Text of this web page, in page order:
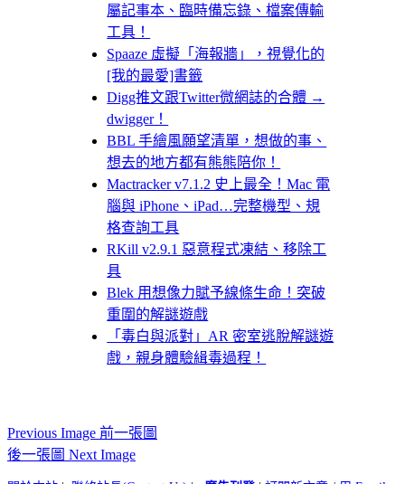
屬記事本、臨時備忘錄、檔案傳輸
工具！
Spaaze 虛擬「海報牆」，視覺化的
[我的最愛]書籤
Digg推文跟Twitter微網誌的合體 →
dwigger！
BBL 手繪風願望清單，想做的事、
想去的地方都有熊熊陪你！
Mactracker v7.1.2 史上最全！Mac 電
腦與 iPhone、iPad…完整機型、規
格查詢工具
RKill v2.9.1 惡意程式凍結、移除工
具
Blek 用想像力賦予線條生命！突破
重圍的解謎遊戲
「毒白與派對」AR 密室逃脫解謎遊
戲，親身體驗緝毒過程！
Previous Image 前一張圖
後一張圖 Next Image